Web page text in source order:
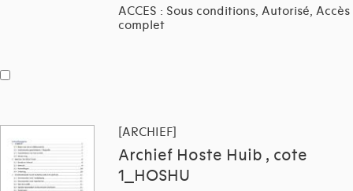
ACCES : Sous conditions, Autorisé, Accès
complet
[ARCHIEF]
Archief Hoste Huib , cote
1_HOSHU